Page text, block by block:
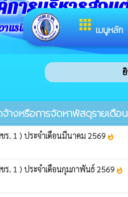
appsเมนูหลัก
การบริหารส่วน
านรนิวาส จังหวัดสกลนคร
ยิ
างหรือการจัดหาพัสดุรายเดือ
ร. 1 ) ประจำเดือนมีนาคม 2569 whatshot
ร. 1 ) ประจำเดือนกุมภาพันธ์ 2569 whatshot